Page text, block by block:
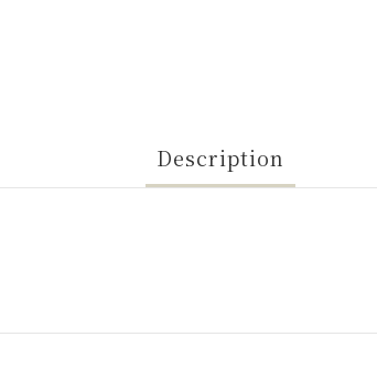
Description